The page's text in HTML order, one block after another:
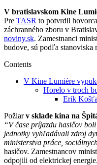
V bratislavskom Kine
Pre TASR to potvrdil
záchranného zboru v
noviny.sk. Zamestnanci
budove, sú podľa stanoviska
Contents
V Kine Lumière
Horelo v troch
Erik
Požiarv sklade kina na
“V čase príjazdu hasičov
jednotky vyhľadávali zdroj
ministerstva práce,
hasičov. Zamestnancov
odpojili od elektrickej energie.